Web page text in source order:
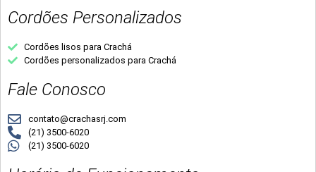
Cordões Personalizados
Cordões lisos para Crachá
Cordões personalizados para Crachá
Fale Conosco
contato@crachasrj.com
(21) 3500-6020
(21) 3500-6020